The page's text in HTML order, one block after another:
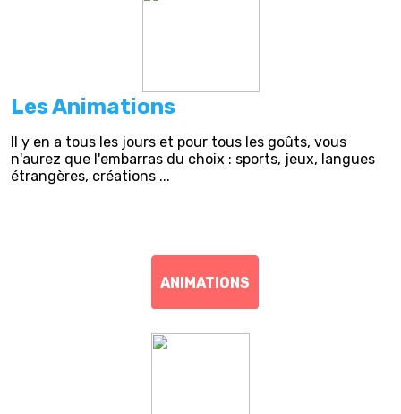
Les Animations
Il y en a tous les jours et pour tous les goûts, vous
n'aurez que l'embarras du choix : sports, jeux, langues
étrangères, créations ...
ANIMATIONS